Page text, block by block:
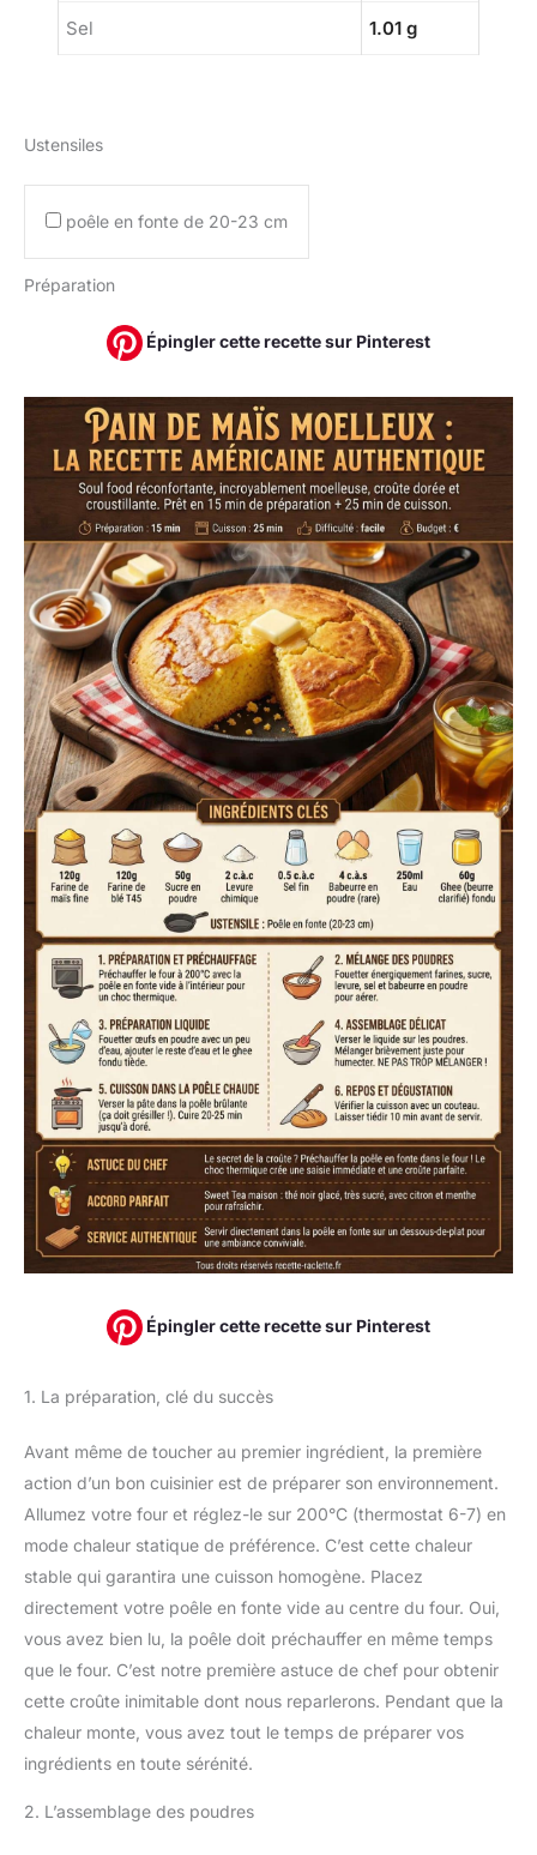
Sel 1.01 g
Ustensiles
poêle en fonte de 20-23 cm
Préparation
Épingler cette recette sur Pinterest
Épingler cette recette sur Pinterest
1. La préparation, clé du succès
Avant même de toucher au premier ingrédient, la première
action d’un bon cuisinier est de préparer son environnement.
Allumez votre four et réglez-le sur 200°C (thermostat 6-7) en
mode chaleur statique de préférence. C’est cette chaleur
stable qui garantira une cuisson homogène. Placez
directement votre poêle en fonte vide au centre du four. Oui,
vous avez bien lu, la poêle doit préchauffer en même temps
que le four. C’est notre première astuce de chef pour obtenir
cette croûte inimitable dont nous reparlerons. Pendant que la
chaleur monte, vous avez tout le temps de préparer vos
ingrédients en toute sérénité.
2. L’assemblage des poudres